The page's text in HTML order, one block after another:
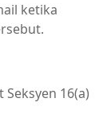
ketika
16(a)